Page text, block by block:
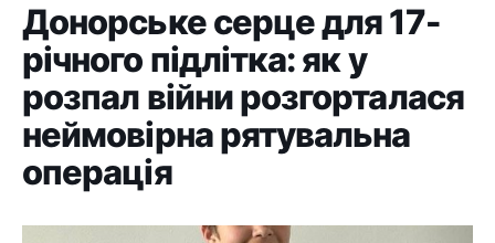
Донорське серце для 17-
річного підлітка: як у
розпал війни розгорталася
неймовірна рятувальна
операція